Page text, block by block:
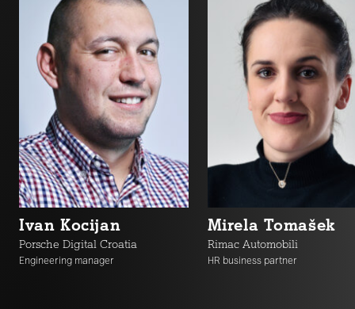
Ivan Kocijan
Porsche Digital Croatia
Engineering manager
Mirela Tomašek
Rimac Automobili
HR business partner